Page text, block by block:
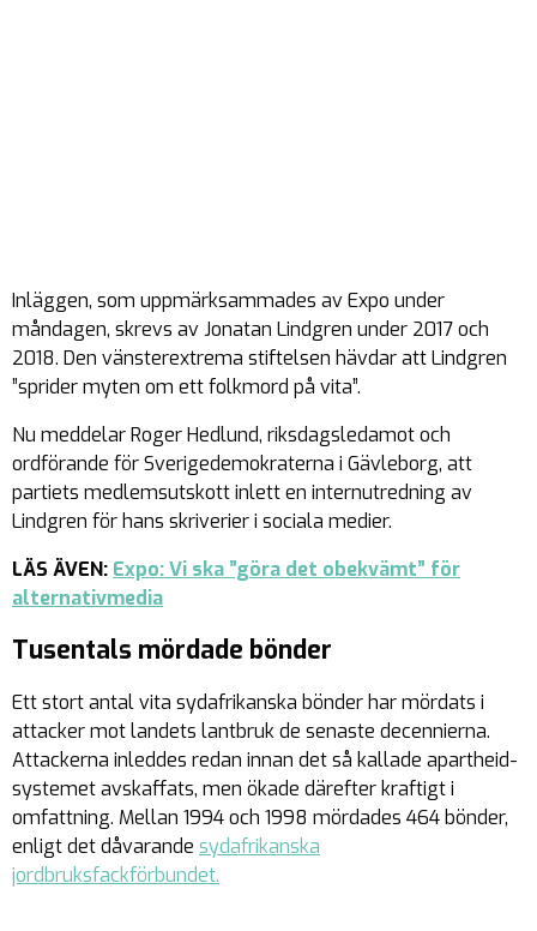
Inläggen, som uppmärksammades av Expo under
måndagen, skrevs av Jonatan Lindgren under 2017 och
2018. Den vänsterextrema stiftelsen hävdar att Lindgren
”sprider myten om ett folkmord på vita”.
Nu meddelar Roger Hedlund, riksdagsledamot och
ordförande för Sverigedemokraterna i Gävleborg, att
partiets medlemsutskott inlett en internutredning av
Lindgren för hans skriverier i sociala medier.
LÄS ÄVEN: Expo: Vi ska ”göra det obekvämt” för
alternativmedia
Tusentals mördade bönder
Ett stort antal vita sydafrikanska bönder har mördats i
attacker mot landets lantbruk de senaste decennierna.
Attackerna inleddes redan innan det så kallade apartheid-
systemet avskaffats, men ökade därefter kraftigt i
omfattning. Mellan 1994 och 1998 mördades 464 bönder,
enligt det dåvarande sydafrikanska
jordbruksfackförbundet.